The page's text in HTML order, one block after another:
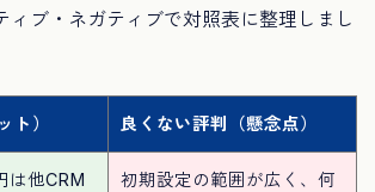
ィブ・ネガティブで対照表に整理しまし
ト） 良くない評判（懸念点）
は他CRM
初期設定の範囲が広く、何